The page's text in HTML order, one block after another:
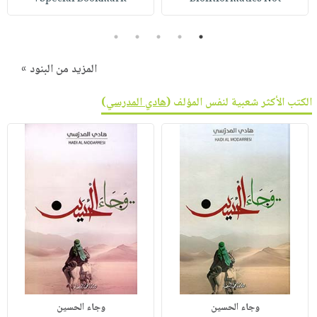
1
2
3
4
5
المزيد من البنود »
الكتب الأكثر شعبية لنفس المؤلف (هادي المدرسي)
وجاء الحسين وجاء الحسين